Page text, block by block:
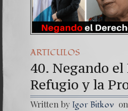
ARTICULOS
40. Negando el
Refugio y la
Written by Igor Bitkov